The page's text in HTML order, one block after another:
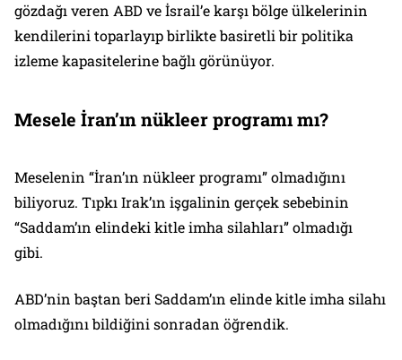
gözdağı veren ABD ve İsrail’e karşı bölge ülkelerinin
kendilerini toparlayıp birlikte basiretli bir politika
izleme kapasitelerine bağlı görünüyor.
Mesele İran’ın nükleer programı mı?
Meselenin “İran’ın nükleer programı” olmadığını
biliyoruz. Tıpkı Irak’ın işgalinin gerçek sebebinin
“Saddam’ın elindeki kitle imha silahları” olmadığı
gibi.
ABD’nin baştan beri Saddam’ın elinde kitle imha silahı
olmadığını bildiğini sonradan öğrendik.